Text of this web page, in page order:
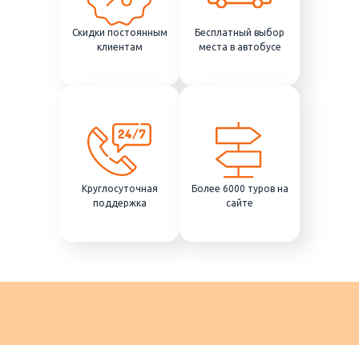
Скидки постоянным
клиентам
Бесплатный выбор
места в автобусе
Круглосуточная
поддержка
Более 6000 туров на
сайте